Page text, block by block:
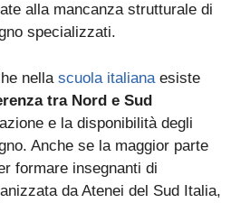
alla mancanza strutturale di
specializzati.
nella scuola italiana esiste
tra Nord e Sud
e la disponibilità degli
Anche se la maggior parte
formare insegnanti di
da Atenei del Sud Italia,